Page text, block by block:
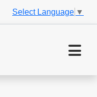
Select Language ▼